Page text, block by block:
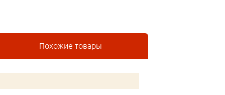
Похожие товары